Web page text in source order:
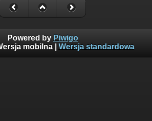
Powered by Piwigo
mobilna| Wersja standardowa